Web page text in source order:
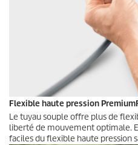
Flexible haute pression
Le tuyau souple offre plus de
liberté de mouvement optimale.
faciles du flexible haute pression